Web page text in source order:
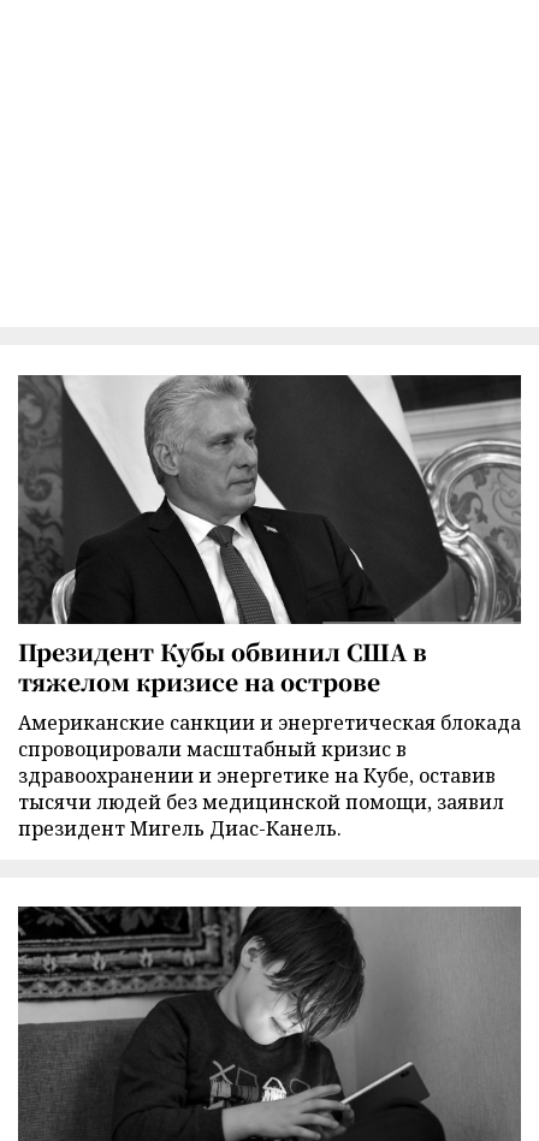
Президент Кубы обвинил США в
тяжелом кризисе на острове
Американские санкции и энергетическая блокада
спровоцировали масштабный кризис в
здравоохранении и энергетике на Кубе, оставив
тысячи людей без медицинской помощи, заявил
президент Мигель Диас-Канель.